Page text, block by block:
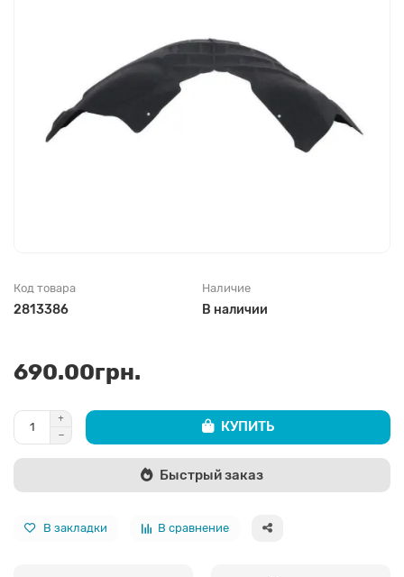
Код товара
2813386
Наличие
В наличии
690.00грн.
КУПИТЬ
Быстрый заказ
В закладки В сравнение